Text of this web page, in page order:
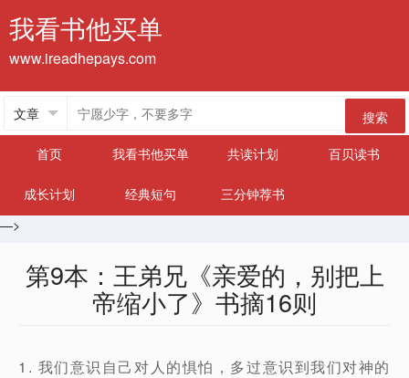
我看书他买单
www.ireadhepays.com
搜索
首页
我看书他买单 共读计划 百贝读书
成长计划 经典短句
三分钟荐书
—>
第9本：王弟兄《亲爱的，别把上
帝缩小了》书摘16则
1. 我们意识自己对人的惧怕，多过意识到我们对神的